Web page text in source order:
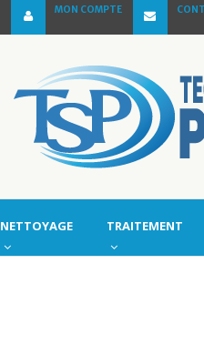
MON COMPTE
NETTOYAGE TRAITEMENT